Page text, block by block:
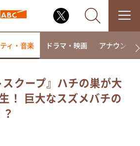
ぎるTV
けど・・・
ィ・音楽 ドラマ・映画 アナウンサー
スクープ』ハチの巣が大
！ 巨大なスズメバチの